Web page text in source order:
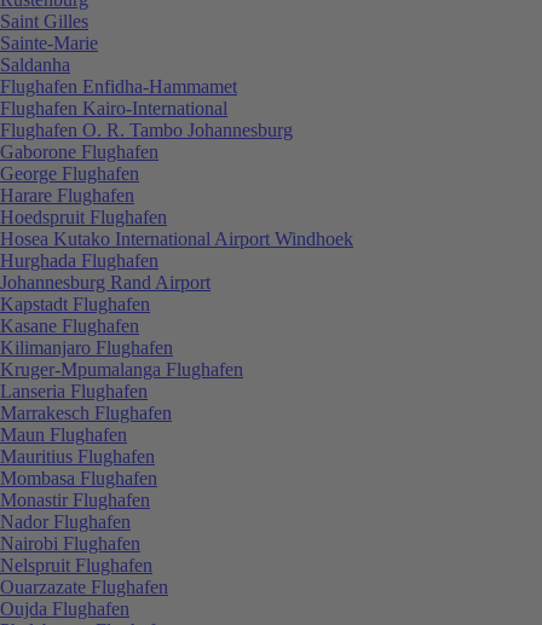
Saint Gilles
Sainte-Marie
Saldanha
Flughafen Enfidha-Hammamet
Flughafen Kairo-International
Flughafen O. R. Tambo Johannesburg
Gaborone Flughafen
George Flughafen
Harare Flughafen
Hoedspruit Flughafen
Hosea Kutako International Airport Windhoek
Hurghada Flughafen
Johannesburg Rand Airport
Kapstadt Flughafen
Kasane Flughafen
Kilimanjaro Flughafen
Kruger-Mpumalanga Flughafen
Lanseria Flughafen
Marrakesch Flughafen
Maun Flughafen
Mauritius Flughafen
Mombasa Flughafen
Monastir Flughafen
Nador Flughafen
Nairobi Flughafen
Nelspruit Flughafen
Ouarzazate Flughafen
Oujda Flughafen